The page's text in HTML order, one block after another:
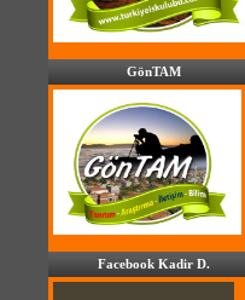
GönTAM
Facebook Kadir D.